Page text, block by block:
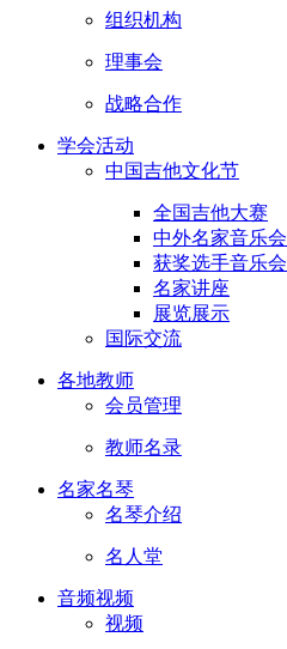
组织机构
理事会
战略合作
学会活动
中国吉他文化节
全国吉他大赛
中外名家音乐会
获奖选手音乐会
名家讲座
展览展示
国际交流
各地教师
会员管理
教师名录
名家名琴
名琴介绍
名人堂
音频视频
视频